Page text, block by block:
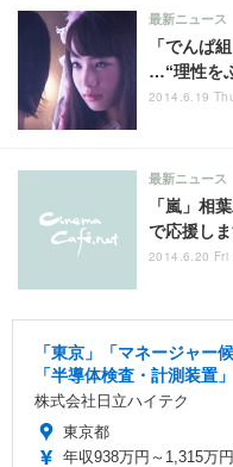
「でんぱ
…“理性を
最新ニュース
2014.6.19
「嵐」相
で応援し
最新ニュース
2014.6.20 Fri
「東京」「マネージャー
「半導体検査・計測装置」
株式会社日立ハイテク
東京都
年収938万円～1,315万円